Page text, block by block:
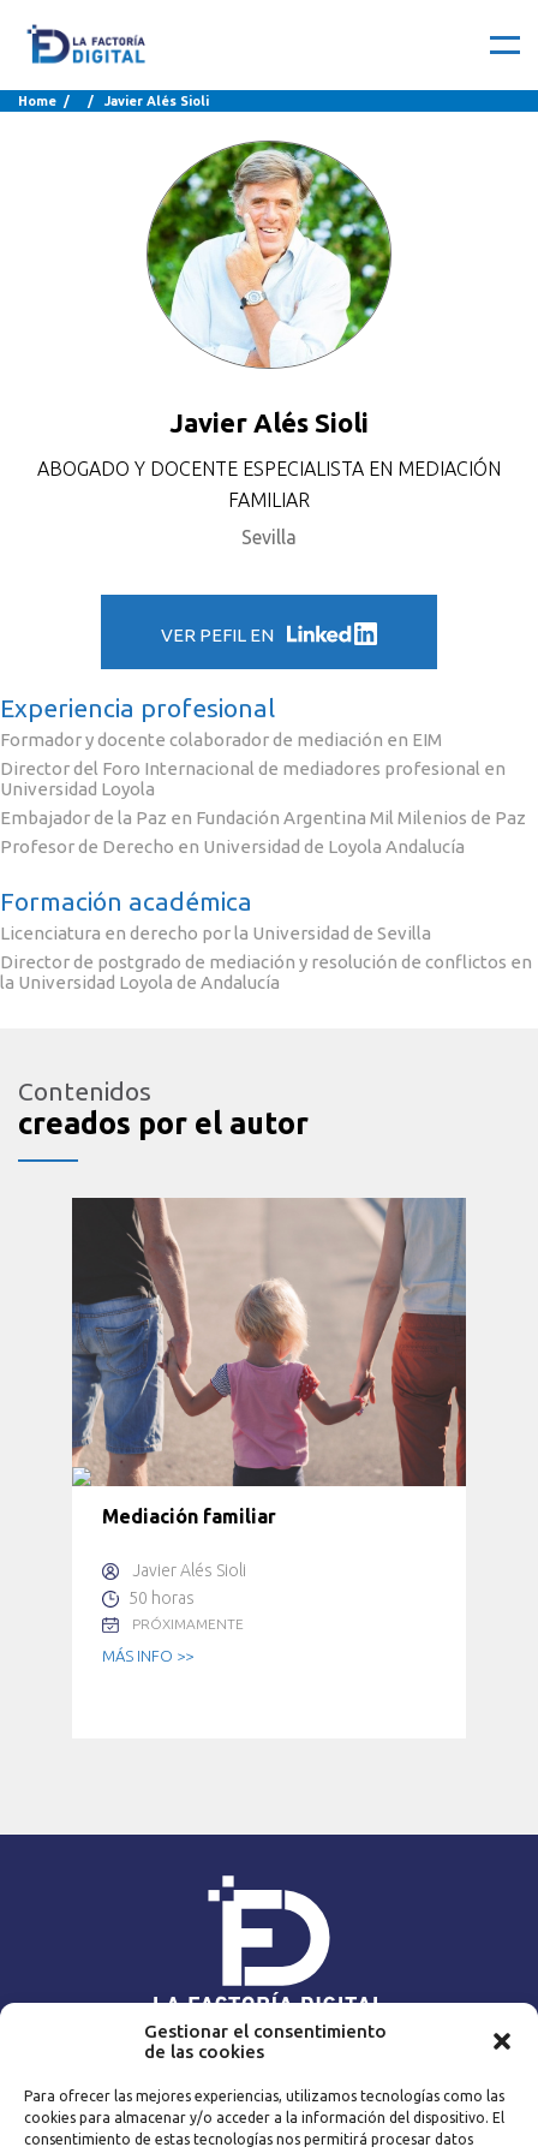
Gestionar el consentimiento
de las cookies
Para ofrecer las mejores experiencias, utilizamos tecnologías como las
cookies para almacenar y/o acceder a la información del dispositivo. El
consentimiento de estas tecnologías nos permitirá procesar datos
Home / / Javier Alés Sioli
Javier Alés Sioli
ABOGADO Y DOCENTE ESPECIALISTA EN MEDIACIÓN
FAMILIAR
Sevilla
VER PEFIL EN
Experiencia profesional
Formador y docente colaborador de mediación en EIM
Director del Foro Internacional de mediadores profesional en
Universidad Loyola
Embajador de la Paz en Fundación Argentina Mil Milenios de Paz
Profesor de Derecho en Universidad de Loyola Andalucía
Formación académica
Licenciatura en derecho por la Universidad de Sevilla
Director de postgrado de mediación y resolución de conflictos en
la Universidad Loyola de Andalucía
Contenidos
creados por el autor
Mediación familiar
Javier Alés Sioli
50 horas
PRÓXIMAMENTE
MÁS INFO >>
Home
Expert@s
Contenidos
Blog